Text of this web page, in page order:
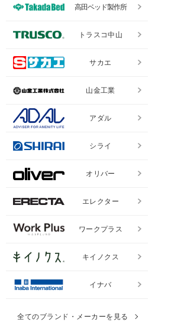
高田ベッド製作所
トラスコ中山
サカエ
山金工業
アダル
シライ
オリバー
エレクター
ワークプラス
キイノクス
イナバ
全てのブランド・メーカーを見る